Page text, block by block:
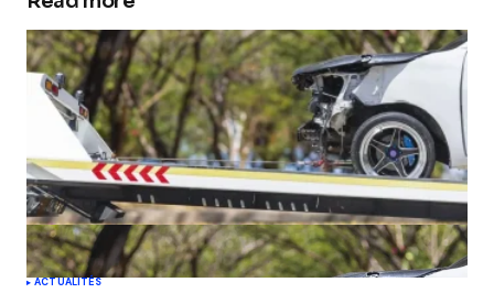
ACTUALITÉS